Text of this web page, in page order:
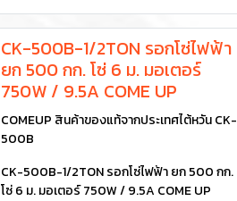
CK-500B-1/2TON รอกโซ่ไฟฟ้า
ยก 500 กก. โซ่ 6 ม. มอเตอร์
750W / 9.5A COME UP
COMEUP สินค้าของแท้จากประเทศไต้หวัน CK-
500B
CK-500B-1/2TON รอกโซ่ไฟฟ้า ยก 500 กก.
โซ่ 6 ม. มอเตอร์ 750W / 9.5A COME UP